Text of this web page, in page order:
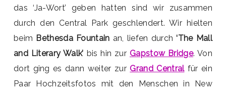
das ‘Ja-Wort’ geben hatten sind wir zusammen
durch den Central Park geschlendert. Wir hielten
beim Bethesda Fountain an, liefen durch‘The Mall
and Literary Walk’ bis hin zur Gapstow Bridge. Von
dort ging es dann weiter zurGrand Centralfür ein
Paar Hochzeitsfotos mit den Menschen in New